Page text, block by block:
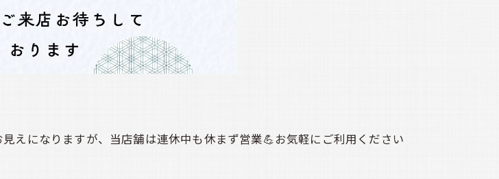
えになりますが、当店舗は連休中も休まず営業💪お気軽にご利用ください